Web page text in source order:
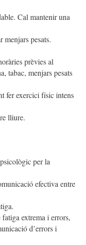
Cal mantenir una
pesats.
prèvies al
tabac, menjars pesats
fer exercici físic intens
lliure.
per la
efectiva entre
extrema i errors,
d’errors i